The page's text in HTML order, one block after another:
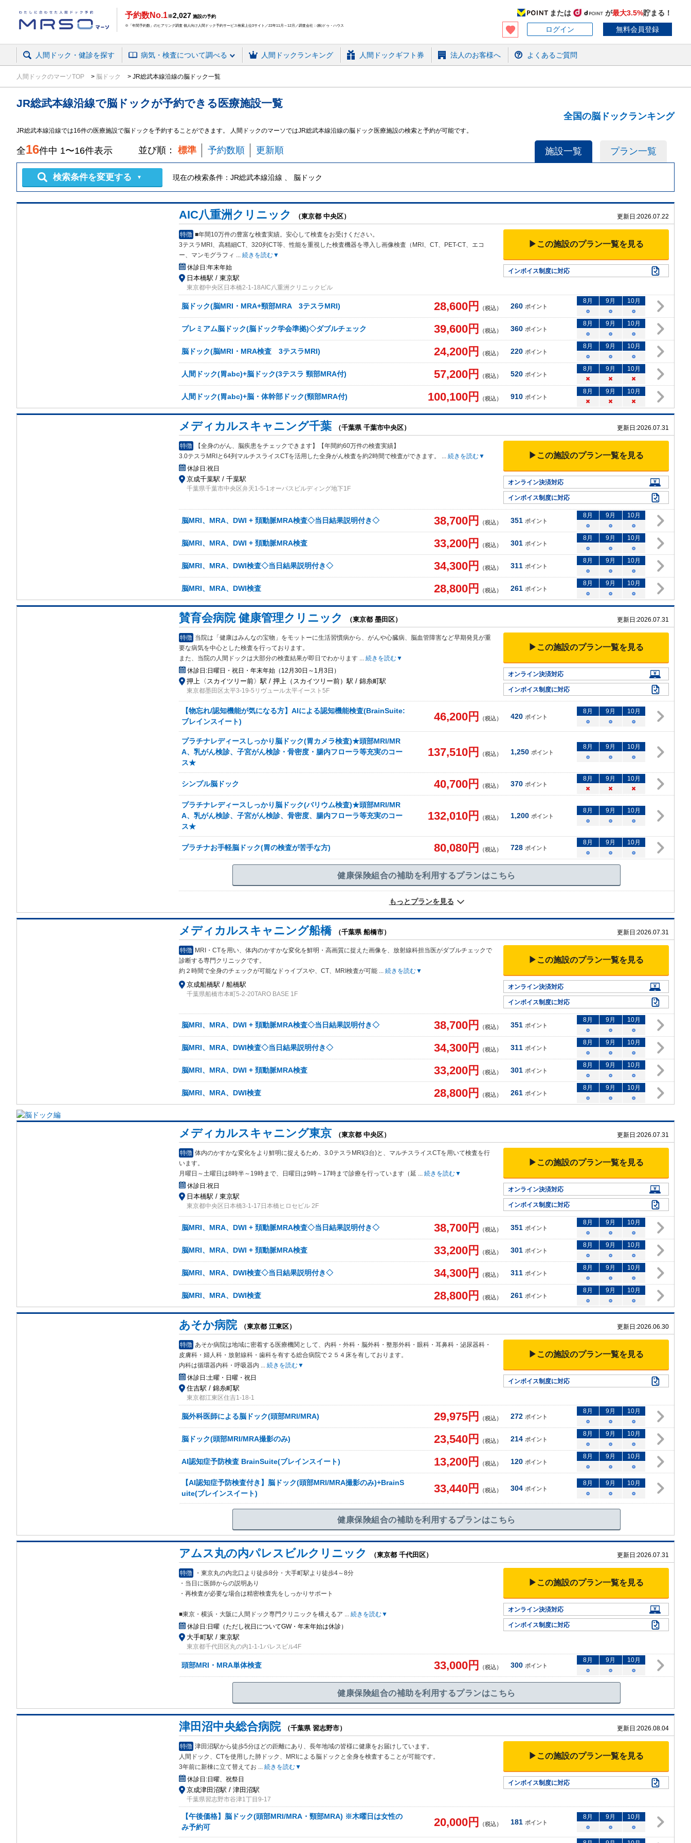
予約数No.1※2,027 施設の予約
※「年間予約数」のヒアリング調査 個人向け人間ドック予約サービス検索上位3サイト／22年11月～12月／調査会社：(株)ドゥ・ハウス
または が最大3.5%貯まる！
ログイン
無料会員登録
人間ドック・健診を探す 病気・検査について調べる 人間ドックランキング 人間ドックギフト券 法人のお客様へ よくあるご質問
人間ドックのマーソTOP 脳ドック JR総武本線沿線の脳ドック一覧
JR総武本線沿線で脳ドックが予約できる 医療施設一覧
全国の脳ドックランキング
JR総武本線沿線では16件の医療施設で脳ドックを予約することができます。 人間ドックのマーソではJR総武本線沿線の脳ドック医療施設の検索と予約が可能です。
施設一覧 プラン一覧
全16件中 1〜16件表示 並び順： 標準 予約数順 更新順
検索条件を変更する ▼ 現在の検索条件： JR総武本線沿線 、 脳ドック
AIC八重洲クリニック （東京都 中央区） 更新日:2026.07.22
特徴 ■年間10万件の豊富な検査実績。安心して検査をお受けください。
3テスラMRI、高精細CT、320列CT等、性能を重視した検査機器を導入し画像検査（MRI、CT、PET-CT、エコ
ー、マンモグラフィ ... 続きを読む▼
休診日:年末年始
日本橋駅 / 東京駅
東京都中央区日本橋2-1-18AIC八重洲クリニックビル
▶この施設のプラン一覧を見る
インボイス制度に対応
脳ドック(脳MRI・MRA+頸部MRA 3テスラMRI) 28,600円 （税込） 260 ポイント
8月 9月 10月
○
○ ○
プレミアム脳ドック(脳ドック学会準拠)◇ダブルチェック 39,600円 （税込） 360 ポイント
8月 9月 10月
○
○ ○
脳ドック(脳MRI・MRA検査 3テスラMRI) 24,200円 （税込） 220 ポイント
8月 9月 10月
○
○ ○
人間ドック(胃abc)+脳ドック(3テスラ 頸部MRA付) 57,200円 （税込） 520 ポイント
8月 9月 10月
×
× ×
人間ドック(胃abc)+脳・体幹部ドック(頸部MRA付) 100,100円 （税込） 910 ポイント
8月 9月 10月
×
× ×
メディカルスキャニング千葉 （千葉県 千葉市中央区） 更新日:2026.07.31
特徴
【全身のがん、脳疾患をチェックできます】【年間約60万件の検査実績】
3.0テスラMRIと64列マルチスライスCTを活用した全身がん検査を約2時間で検査ができます。 ... 続きを読む▼
休診日:祝日
京成千葉駅 / 千葉駅
千葉県千葉市中央区弁天1-5-1オーパスビルディング地下1F
▶この施設のプラン一覧を見る
オンライン決済対応
インボイス制度に対応
脳MRI、MRA、DWI + 頚動脈MRA検査◇当日結果説明付き◇ 38,700円 （税込） 351 ポイント
8月 9月 10月
○
○ ○
脳MRI、MRA、DWI + 頚動脈MRA検査 33,200円 （税込） 301 ポイント
8月 9月 10月
○
○ ○
脳MRI、MRA、DWI検査◇当日結果説明付き◇ 34,300円 （税込） 311 ポイント
8月 9月 10月
○
○ ○
脳MRI、MRA、DWI検査 28,800円 （税込） 261 ポイント
8月 9月 10月
○
○ ○
賛育会病院 健康管理クリニック （東京都 墨田区） 更新日:2026.07.31
特徴 当院は「健康はみんなの宝物」をモットーに生活習慣病から、がんや心臓病、脳血管障害など早期発見が重
要な病気を中心とした検査を行っております。
また、当院の人間ドックは大部分の検査結果が即日でわかります ... 続きを読む▼
休診日:日曜日・祝日・年末年始（12月30日～1月3日）
押上〈スカイツリー前〉駅 / 押上（スカイツリー前）駅 / 錦糸町駅
東京都墨田区太平3-19-5リヴュール太平イースト5F
▶この施設のプラン一覧を見る
オンライン決済対応
インボイス制度に対応
【物忘れ/認知機能が気になる方】AIによる認知機能検査(BrainSuite:
ブレインスイート)
46,200円 （税込） 420 ポイント
8月 9月 10月
○
○ ○
プラチナレディースしっかり脳ドック(胃カメラ検査)★頭部MRI/MR
A、乳がん検診、子宮がん検診・骨密度・腸内フローラ等充実のコー
ス★
137,510円 （税込） 1,250 ポイント
8月 9月 10月
○
○ ○
シンプル脳ドック 40,700円 （税込） 370 ポイント
8月 9月 10月
×
× ×
プラチナレディースしっかり脳ドック(バリウム検査)★頭部MRI/MR
A、乳がん検診、子宮がん検診、骨密度、腸内フローラ等充実のコー
ス★
132,010円 （税込） 1,200 ポイント
8月 9月 10月
○
○ ○
プラチナお手軽脳ドック(胃の検査が苦手な方) 80,080円 （税込） 728 ポイント
8月 9月 10月
○
○ ○
健康保険組合の補助を利用するプランはこちら
もっとプランを見る
メディカルスキャニング船橋 （千葉県 船橋市） 更新日:2026.07.31
特徴 MRI・CTを用い、体内のかすかな変化を鮮明・高画質に捉えた画像を、放射線科担当医がダブルチェックで
診断する専門クリニックです。
約２時間で全身のチェックが可能なドゥイブスや、CT、MRI検査が可能 ... 続きを読む▼
京成船橋駅 / 船橋駅
千葉県船橋市本町5-2-20TARO BASE 1F
▶この施設のプラン一覧を見る
オンライン決済対応
インボイス制度に対応
脳MRI、MRA、DWI + 頚動脈MRA検査◇当日結果説明付き◇ 38,700円 （税込） 351 ポイント
8月 9月 10月
○
○ ○
脳MRI、MRA、DWI検査◇当日結果説明付き◇ 34,300円 （税込） 311 ポイント
8月 9月 10月
○
○ ○
脳MRI、MRA、DWI + 頚動脈MRA検査 33,200円 （税込） 301 ポイント
8月 9月 10月
○
○ ○
脳MRI、MRA、DWI検査 28,800円 （税込） 261 ポイント
8月 9月 10月
○
○ ○
メディカルスキャニング東京 （東京都 中央区） 更新日:2026.07.31
特徴 体内のかすかな変化をより鮮明に捉えるため、3.0テスラMRI(3台)と、マルチスライスCTを用いて検査を行
います。
月曜日～土曜日は8時半～19時まで、日曜日は9時～17時まで診療を行っています（延 ... 続きを読む▼
休診日:祝日
日本橋駅 / 東京駅
東京都中央区日本橋3-1-17日本橋ヒロセビル 2F
▶この施設のプラン一覧を見る
オンライン決済対応
インボイス制度に対応
脳MRI、MRA、DWI + 頚動脈MRA検査◇当日結果説明付き◇ 38,700円 （税込） 351 ポイント
8月 9月 10月
○
○ ○
脳MRI、MRA、DWI + 頚動脈MRA検査 33,200円 （税込） 301 ポイント
8月 9月 10月
○
○ ○
脳MRI、MRA、DWI検査◇当日結果説明付き◇ 34,300円 （税込） 311 ポイント
8月 9月 10月
○
○ ○
脳MRI、MRA、DWI検査 28,800円 （税込） 261 ポイント
8月 9月 10月
○
○ ○
あそか病院 （東京都 江東区） 更新日:2026.06.30
特徴 あそか病院は地域に密着する医療機関として、内科・外科・脳外科・整形外科・眼科・耳鼻科・泌尿器科・
皮膚科・婦人科・放射線科・歯科を有する総合病院で２５４床を有しております。
内科は循環器内科・呼吸器内 ... 続きを読む▼
休診日:土曜・日曜・祝日
住吉駅 / 錦糸町駅
東京都江東区住吉1-18-1
▶この施設のプラン一覧を見る
インボイス制度に対応
脳外科医師による脳ドック(頭部MRI/MRA) 29,975円 （税込） 272 ポイント
8月 9月 10月
○
○ ○
脳ドック(頭部MRI/MRA撮影のみ) 23,540円 （税込） 214 ポイント
8月 9月 10月
○
○ ○
AI認知症予防検査 BrainSuite(ブレインスイート) 13,200円 （税込） 120 ポイント
8月 9月 10月
○
○ ○
【AI認知症予防検査付き】脳ドック(頭部MRI/MRA撮影のみ)+BrainS
uite(ブレインスイート)
33,440円 （税込） 304 ポイント
8月 9月 10月
○
○ ○
健康保険組合の補助を利用するプランはこちら
アムス丸の内パレスビルクリニック （東京都 千代田区） 更新日:2026.07.31
特徴
・東京丸の内北口より徒歩8分・大手町駅より徒歩4～8分
・当日に医師からの説明あり
・再検査が必要な場合は精密検査先をしっかりサポート
■東京・横浜・大阪に人間ドック専門クリニックを構えるア ... 続きを読む▼
休診日:日曜（ただし祝日についてGW・年末年始は休診）
大手町駅 / 東京駅
東京都千代田区丸の内1-1-1パレスビル4F
▶この施設のプラン一覧を見る
オンライン決済対応
インボイス制度に対応
頭部MRI・MRA単体検査 33,000円 （税込） 300 ポイント
8月 9月 10月
○
○ ○
健康保険組合の補助を利用するプランはこちら
津田沼中央総合病院 （千葉県 習志野市） 更新日:2026.08.04
特徴 津田沼駅から徒歩5分ほどの距離にあり、長年地域の皆様に健康をお届けしています。
人間ドック、CTを使用した肺ドック、MRIによる脳ドックと全身を検査することが可能です。
3年前に新棟に立て替えてお ... 続きを読む▼
休診日:日曜、祝祭日
京成津田沼駅 / 津田沼駅
千葉県習志野市谷津1丁目9-17
▶この施設のプラン一覧を見る
インボイス制度に対応
【午後価格】脳ドック(頭部MRI/MRA・頸部MRA) ※木曜日は女性の
み予約可
20,000円 （税込） 181 ポイント
8月 9月 10月
○
○ ○